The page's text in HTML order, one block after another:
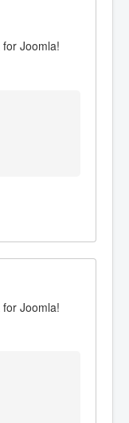
Joomla!
Joomla!